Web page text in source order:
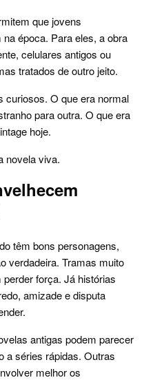
que jovens
época. Para eles, a obra
celulares antigos ou
tratados de outro jeito.
curiosos. O que era normal
para outra. O que era
hoje.
novela viva.
têm bons personagens,
verdadeira. Tramas muito
força. Já histórias
amizade e disputa
antigas podem parecer
a séries rápidas. Outras
melhor os